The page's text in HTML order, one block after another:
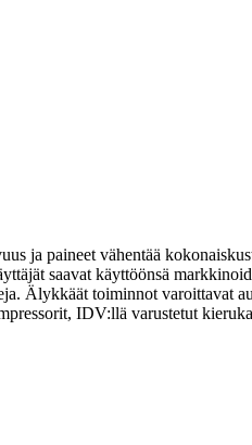
ja paineet vähentää
saavat käyttöönsä
Älykkäät toiminnot varoittavat
IDV:llä varustetut